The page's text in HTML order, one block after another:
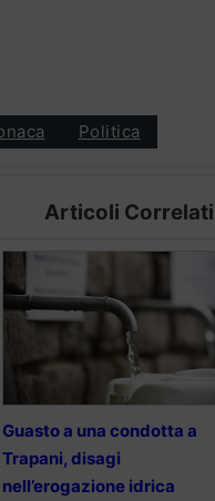
Politica
Articoli Correlati
Guasto a una condotta a
Trapani, disagi
nell’erogazione idrica